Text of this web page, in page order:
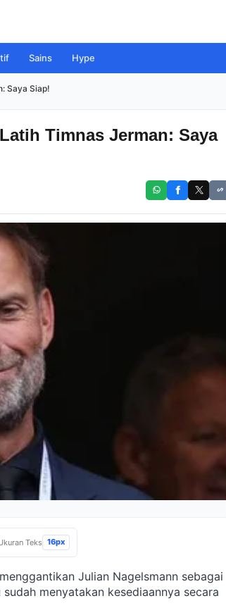
Sains Hype
Saya Siap!
Timnas Jerman: Saya
Teks 16px
Julian Nagelsmann sebagai
menyatakan kesediaannya secara